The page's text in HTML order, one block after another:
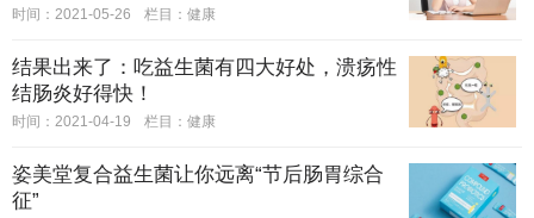
时间：2021-05-26 栏目： 健康
结果出来了：吃益生菌有四大好处，溃疡性
结肠炎好得快！
时间：2021-04-19 栏目： 健康
姿美堂复合益生菌让你远离“节后肠胃综合
征”